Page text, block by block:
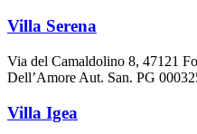
Villa Serena
Via del Camaldolino 8, 47121
Dell’Amore Aut. San. PG
Villa Igea